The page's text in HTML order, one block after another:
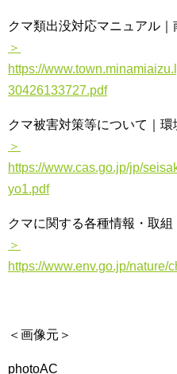
クマ類出没対応マニュアル｜
＞
https://
30426133727.pdf
クマ被害対策等について｜環
＞
https://www.cas.go.jp/jp/
yo1.pdf
クマに関する各種情報・取組
＞
https://www.env.go.jp/nature/
＜画像元＞
photoAC